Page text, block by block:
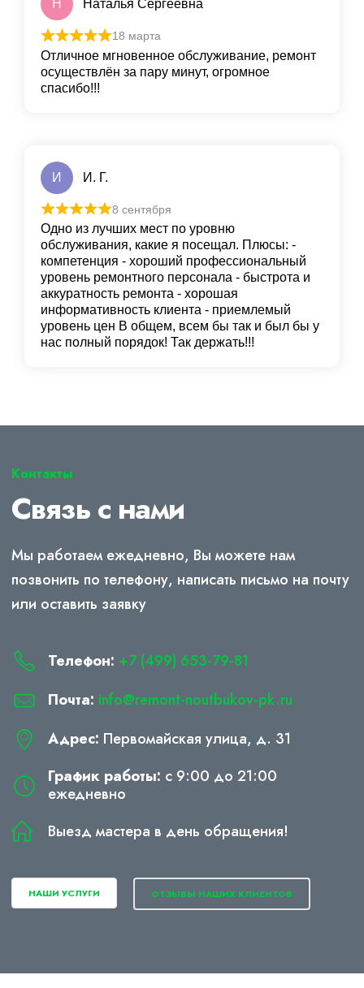
Н Наталья Сергеевна
18 марта
Отличное мгновенное обслуживание, ремонт
осуществлён за пару минут, огромное
спасибо!!!
И И. Г.
8 сентября
Одно из лучших мест по уровню
обслуживания, какие я посещал. Плюсы: -
компетенция - хороший профессиональный
уровень ремонтного персонала - быстрота и
аккуратность ремонта - хорошая
информативность клиента - приемлемый
уровень цен В общем, всем бы так и был бы у
нас полный порядок! Так держать!!!
Контакты
Связь с нами
Мы работаем ежедневно, Вы можете нам
позвонить по телефону, написать письмо на почту
или оставить заявку
Телефон: +7 (499) 653-79-81
Почта: info@remont-noutbukov-pk.ru
Адрес: Первомайская улица, д. 31
График работы: с 9:00 до 21:00
ежедневно
Выезд мастера в день обращения!
НАШИ УСЛУГИ ОТЗЫВЫ НАШИХ КЛИЕНТОВ